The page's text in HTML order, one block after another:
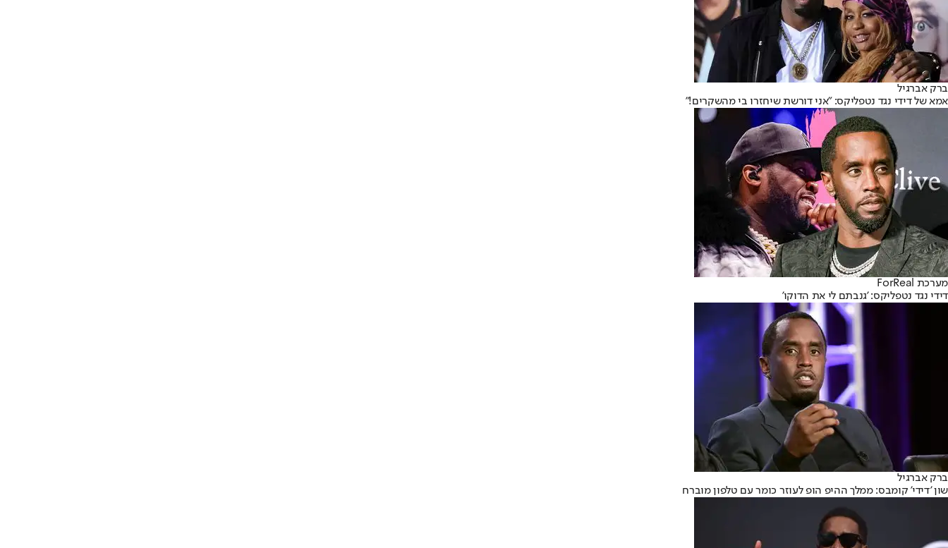
ברק אברגיל
אמא של דידי נגד נטפליקס: "אני דורשת שיחזרו בי מהשקרים!"
מערכת ForReal
דידי נגד נטפליקס: 'גנבתם לי את הדוקו'
ברק אברגיל
שון 'דידי' קומבס: ממלך ההיפ הופ לעוזר כומר עם טלפון מוברח